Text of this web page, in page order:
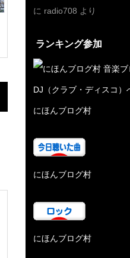
に radio708 より
ランキング参加
にほんブログ村
にほんブログ村
にほんブログ村